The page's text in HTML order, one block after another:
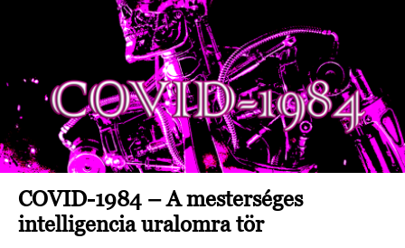
COVID-1984 – A mesterséges
intelligencia uralomra tör